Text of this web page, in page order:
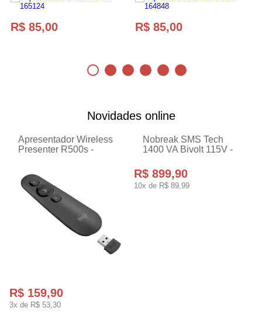
Moderna
R$ 85,00 R$ 85,00
Novidades online
Apresentador Wireless
Presenter R500s -
R$ 159,90
3x de R$ 53,30
Nobreak SMS Tech
1400 VA Bivolt 115V -
R$ 899,90
10x de R$ 89,99